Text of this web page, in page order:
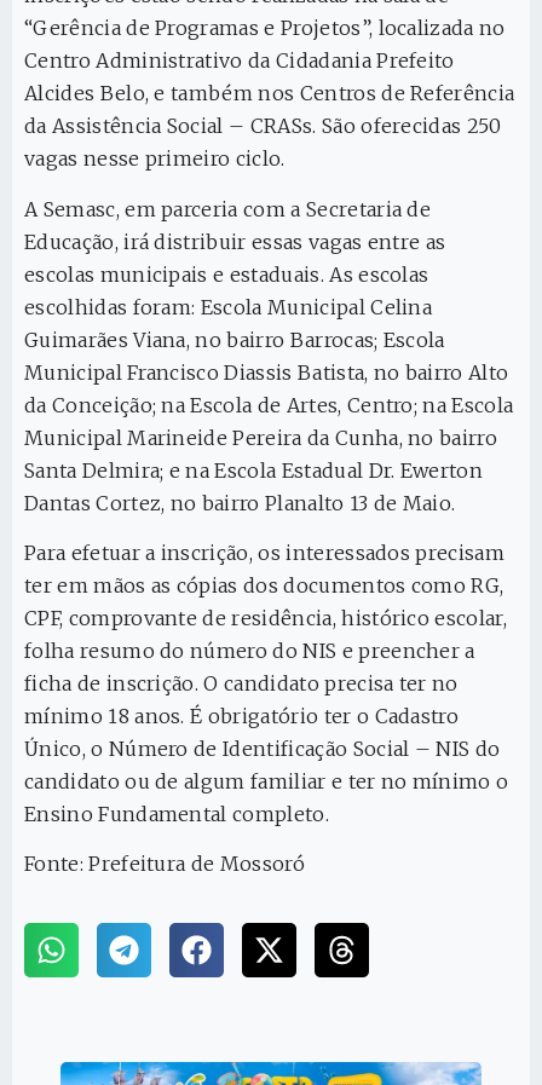
“Gerência de Programas e Projetos”, localizada no
Centro Administrativo da Cidadania Prefeito
Alcides Belo, e também nos Centros de Referência
da Assistência Social – CRASs. São oferecidas 250
vagas nesse primeiro ciclo.
A Semasc, em parceria com a Secretaria de
Educação, irá distribuir essas vagas entre as
escolas municipais e estaduais. As escolas
escolhidas foram: Escola Municipal Celina
Guimarães Viana, no bairro Barrocas; Escola
Municipal Francisco Diassis Batista, no bairro Alto
da Conceição; na Escola de Artes, Centro; na Escola
Municipal Marineide Pereira da Cunha, no bairro
Santa Delmira; e na Escola Estadual Dr. Ewerton
Dantas Cortez, no bairro Planalto 13 de Maio.
Para efetuar a inscrição, os interessados precisam
ter em mãos as cópias dos documentos como RG,
CPF, comprovante de residência, histórico escolar,
folha resumo do número do NIS e preencher a
ficha de inscrição. O candidato precisa ter no
mínimo 18 anos. É obrigatório ter o Cadastro
Único, o Número de Identificação Social – NIS do
candidato ou de algum familiar e ter no mínimo o
Ensino Fundamental completo.
Fonte: Prefeitura de Mossoró